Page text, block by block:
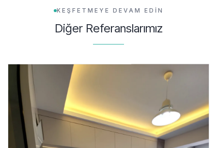
KEŞFETMEYE DEVAM EDİN
Diğer Referanslarımız